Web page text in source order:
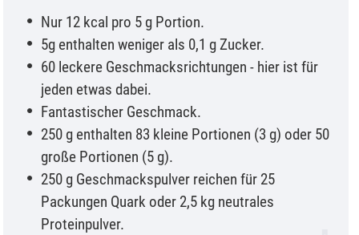
Nur 12 kcal pro 5 g Portion.
5g enthalten weniger als 0,1 g Zucker.
60 leckere Geschmacksrichtungen - hier ist für
jeden etwas dabei.
Fantastischer Geschmack.
250 g enthalten 83 kleine Portionen (3 g) oder 50
große Portionen (5 g).
250 g Geschmackspulver reichen für 25
Packungen Quark oder 2,5 kg neutrales
Proteinpulver.